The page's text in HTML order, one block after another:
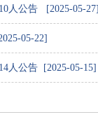
人公告 [2025-05-
05-22]
人公告 [2025-05-15]